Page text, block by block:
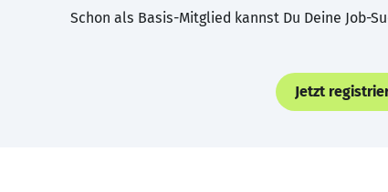
Schon als Basis-Mitglied kannst Du Deine Job-
Jetzt